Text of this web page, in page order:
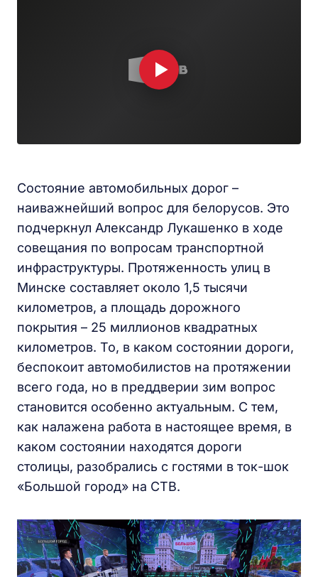
Состояние автомобильных дорог –
наиважнейший вопрос для белорусов. Это
подчеркнул Александр Лукашенко в ходе
совещания по вопросам транспортной
инфраструктуры. Протяженность улиц в
Минске составляет около 1,5 тысячи
километров, а площадь дорожного
покрытия – 25 миллионов квадратных
километров. То, в каком состоянии дороги,
беспокоит автомобилистов на протяжении
всего года, но в преддверии зим вопрос
становится особенно актуальным. С тем,
как налажена работа в настоящее время, в
каком состоянии находятся дороги
столицы, разобрались с гостями в ток-шок
«Большой город» на СТВ.